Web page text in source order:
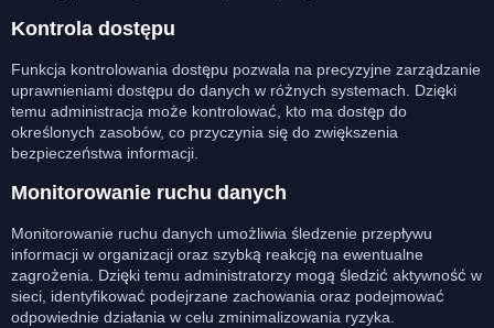
Kontrola dostępu
Funkcja kontrolowania dostępu pozwala na precyzyjne zarządzanie
uprawnieniami dostępu do danych w różnych systemach. Dzięki
temu administracja może kontrolować, kto ma dostęp do
określonych zasobów, co przyczynia się do zwiększenia
bezpieczeństwa informacji.
Monitorowanie ruchu danych
Monitorowanie ruchu danych umożliwia śledzenie przepływu
informacji w organizacji oraz szybką reakcję na ewentualne
zagrożenia. Dzięki temu administratorzy mogą śledzić aktywność w
sieci, identyfikować podejrzane zachowania oraz podejmować
odpowiednie działania w celu zminimalizowania ryzyka.